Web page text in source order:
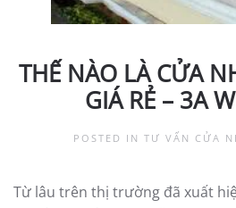
THẾ NÀO LÀ CỬA
GIÁ RẺ – 3A
POSTED IN TƯ VẤN CỬA
Từ lâu trên thị trường đã xuất